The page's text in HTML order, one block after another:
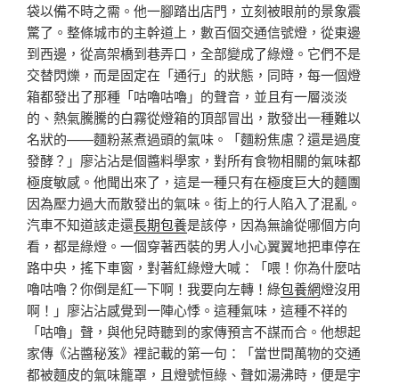
袋以備不時之需。他一腳踏出店門，立刻被眼前的景象震
驚了。整條城市的主幹道上，數百個交通信號燈，從東邊
到西邊，從高架橋到巷弄口，全部變成了綠燈。它們不是
交替閃爍，而是固定在「通行」的狀態，同時，每一個燈
箱都發出了那種「咕嚕咕嚕」的聲音，並且有一層淡淡
的、熱氣騰騰的白霧從燈箱的頂部冒出，散發出一種難以
名狀的——麵粉蒸煮過頭的氣味。「麵粉焦慮？還是過度
發酵？」廖沾沾是個醬料學家，對所有食物相關的氣味都
極度敏感。他聞出來了，這是一種只有在極度巨大的麵團
因為壓力過大而散發出的氣味。街上的行人陷入了混亂。
汽車不知道該走還長期包養是該停，因為無論從哪個方向
看，都是綠燈。一個穿著西裝的男人小心翼翼地把車停在
路中央，搖下車窗，對著紅綠燈大喊：「喂！你為什麼咕
嚕咕嚕？你倒是紅一下啊！我要向左轉！綠包養網燈沒用
啊！」廖沾沾感覺到一陣心悸。這種氣味，這種不祥的
「咕嚕」聲，與他兒時聽到的家傳預言不謀而合。他想起
家傳《沾醬秘笈》裡記載的第一句：「當世間萬物的交通
都被麵皮的氣味籠罩，且燈號恒綠、聲如湯沸時，便是宇